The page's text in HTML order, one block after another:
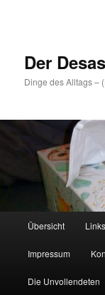
Der
Dinge des Alltags –
HauptmenüÜbersicht
Impressum
Die Unvollendeten